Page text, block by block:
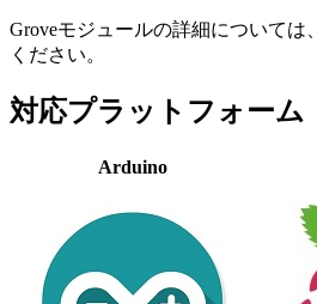
Groveモジュールの詳細については、
ください。
対応プラットフォーム
Arduino